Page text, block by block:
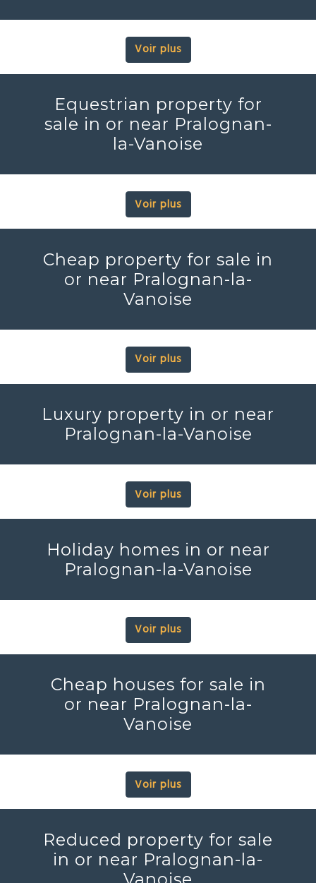
Voir plus
Equestrian property for
sale in or near Pralognan-
la-Vanoise
Voir plus
Cheap property for sale in
or near Pralognan-la-
Vanoise
Voir plus
Luxury property in or near
Pralognan-la-Vanoise
Voir plus
Holiday homes in or near
Pralognan-la-Vanoise
Voir plus
Cheap houses for sale in
or near Pralognan-la-
Vanoise
Voir plus
Reduced property for sale
in or near Pralognan-la-
Vanoise